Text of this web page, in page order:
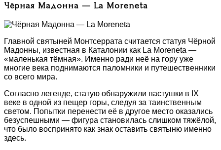
Чёрная Мадонна — La Moreneta
Главной святыней Монтсеррата считается статуя Чёрной
Мадонны, известная в Каталонии как La Moreneta —
«маленькая тёмная». Именно ради неё на гору уже
многие века поднимаются паломники и путешественники
со всего мира.
Согласно легенде, статую обнаружили пастушки в IX
веке в одной из пещер горы, следуя за таинственным
светом. Попытки перенести её в другое место оказались
безуспешными — фигура становилась слишком тяжёлой,
что было воспринято как знак оставить святыню именно
здесь.